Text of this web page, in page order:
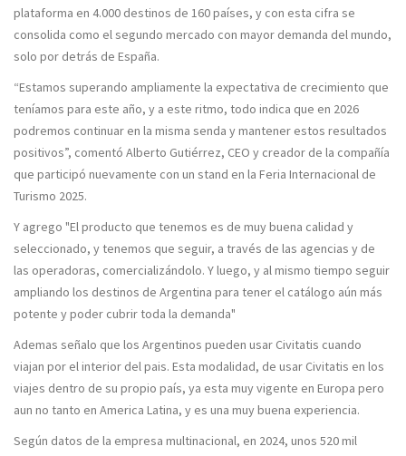
plataforma en 4.000 destinos de 160 países, y con esta cifra se
consolida como elsegundo mercado con mayor demanda del mundo,
solo por detrás de España.
“Estamos superando ampliamente la expectativa de crecimiento que
teníamos para este año, y a este ritmo, todo indica que en 2026
podremos continuar en la misma senda y mantener estos resultados
positivos”, comentó Alberto Gutiérrez, CEO y creador de la compañía
que participó nuevamente con un stand en la Feria Internacional de
Turismo 2025.
Y agrego "El producto que tenemos es de muy buena calidad y
seleccionado, y tenemos que seguir, a través de las agencias y de
las operadoras, comercializándolo. Y luego, y al mismo tiempo seguir
ampliando los destinos de Argentina para tener el catálogo aún más
potente y poder cubrir toda la demanda"
Ademas señalo que los Argentinos pueden usar Civitatis cuando
viajan por el interior del pais. Esta modalidad, de usar Civitatis en los
viajes dentro de su propio país, ya esta muy vigente en Europa pero
aun no tanto en America Latina, y es una muy buena experiencia.
Según datos de la empresa multinacional, en 2024, unos 520 mil